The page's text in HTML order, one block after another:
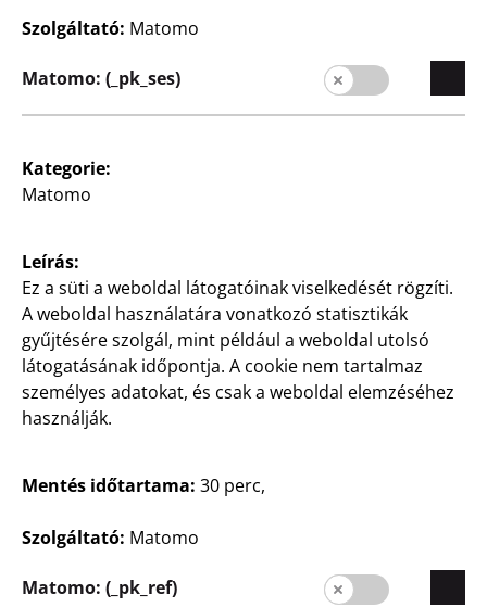
Karrier
Kapcsolat
Vevőinformációk
Üzletkereső
Szolgáltató: Matomo
Matomo: (_pk_ses)
Kategorie:
Matomo
Leírás:
Ez a süti a weboldal látogatóinak viselkedését rögzíti.
A weboldal használatára vonatkozó statisztikák
gyűjtésére szolgál, mint például a weboldal utolsó
látogatásának időpontja. A cookie nem tartalmaz
személyes adatokat, és csak a weboldal elemzéséhez
használják.
Mentés időtartama: 30 perc,
Szolgáltató: Matomo
Matomo: (_pk_ref)